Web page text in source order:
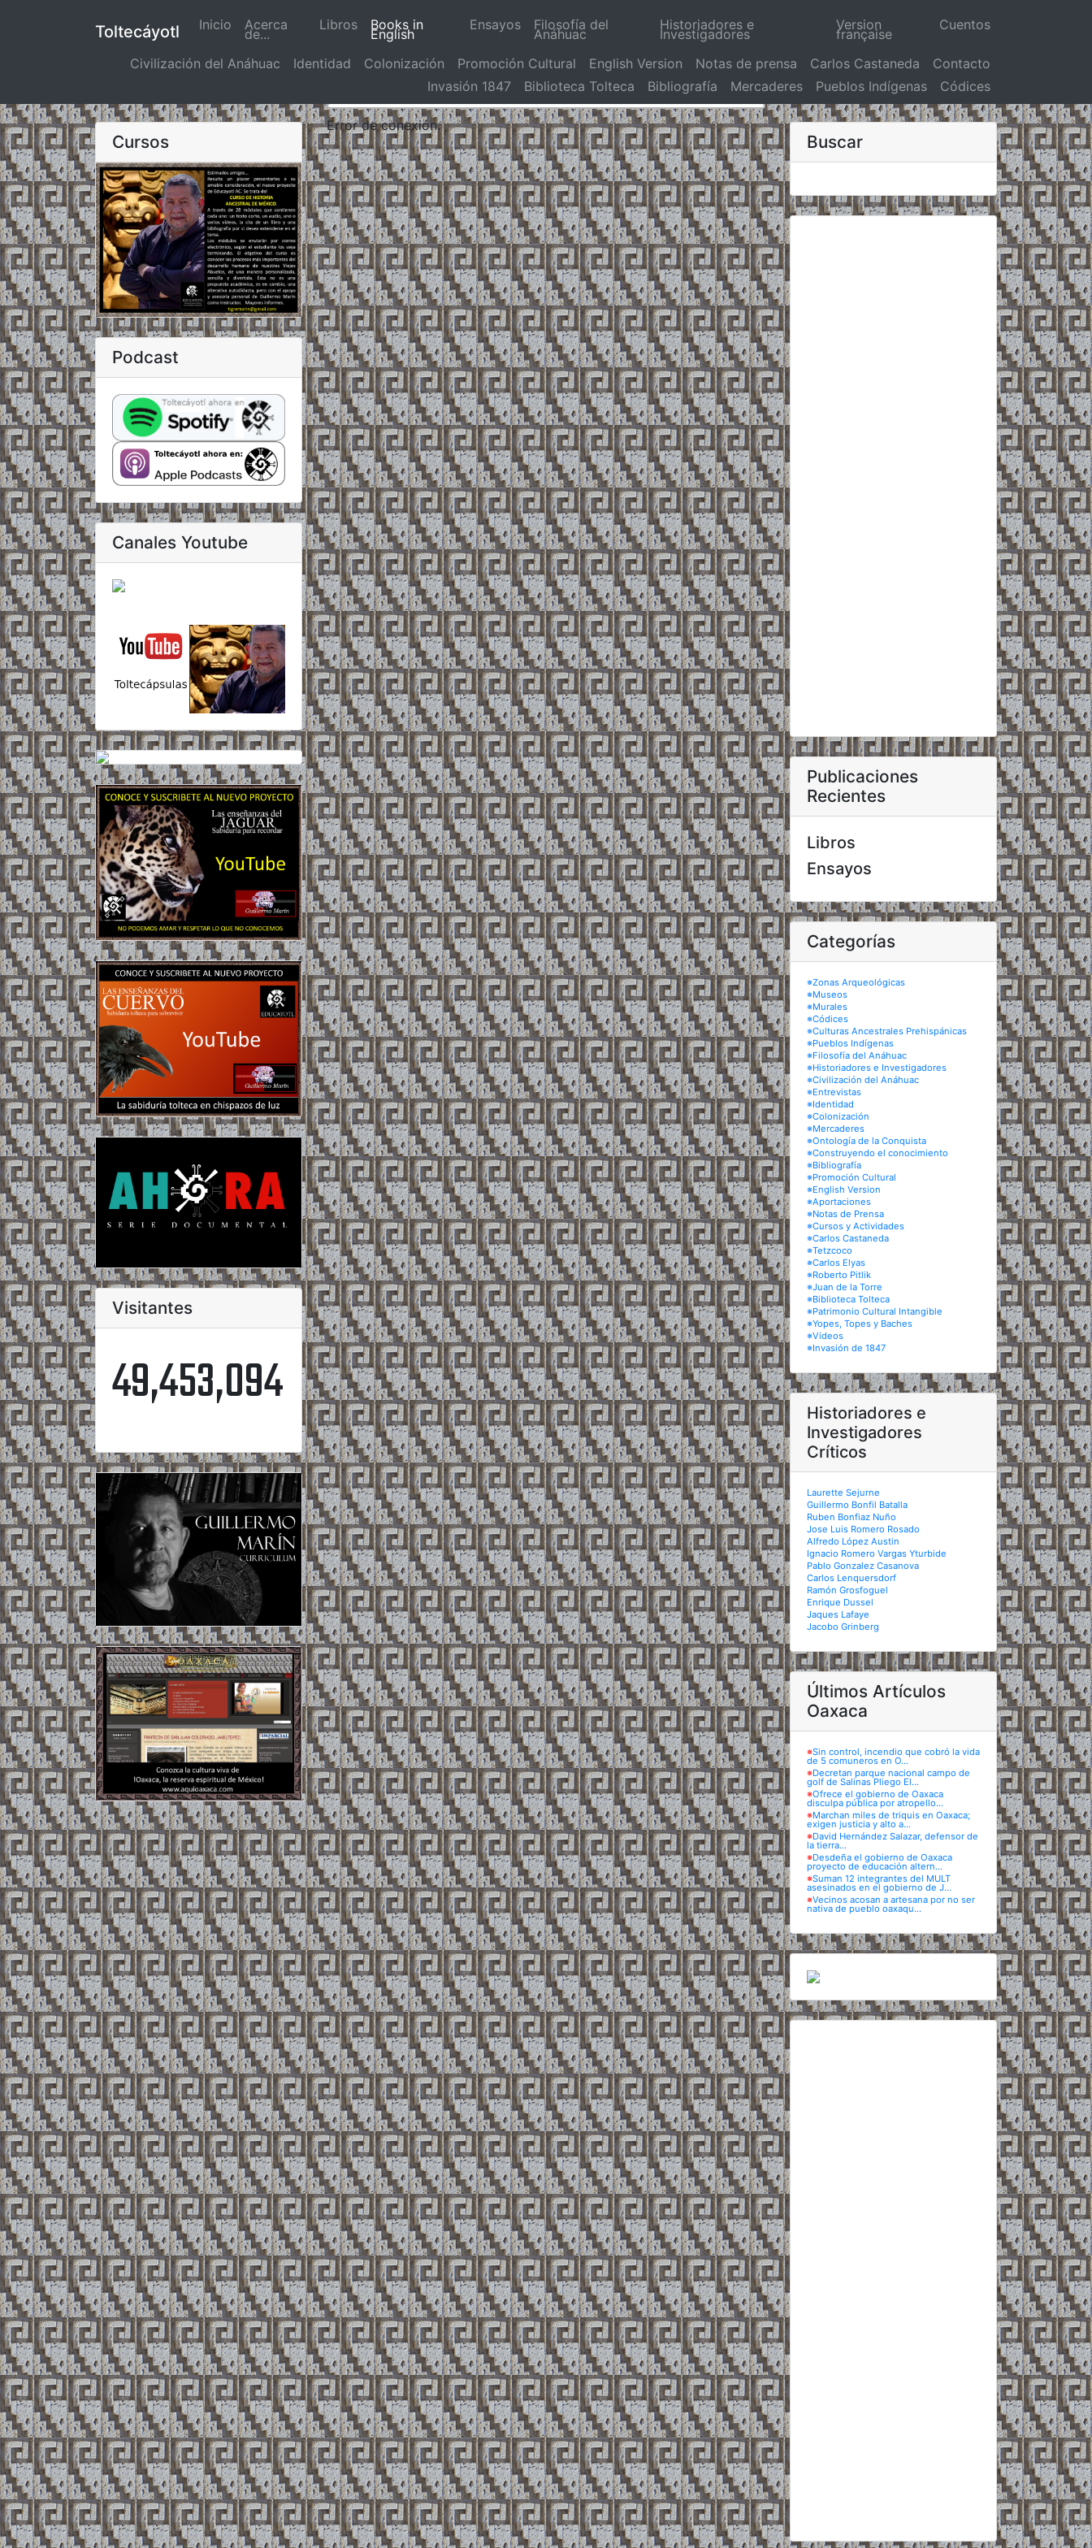
Toltecáyotl Inicio (actual)
Acerca
de...
Libros Books in
English
Ensayos Filosofía del
Anáhuac
Historiadores e
Investigadores
Version
française
Cuentos
Civilización del Anáhuac Identidad Colonización Promoción Cultural English Version Notas de prensa Carlos Castaneda
Contacto
Invasión 1847
Biblioteca Tolteca Bibliografía Mercaderes Pueblos Indígenas Códices
Cursos
Podcast
Canales Youtube
Visitantes
49,453,094
Error de conexión.
Buscar
Publicaciones
Recientes
Libros
Ensayos
Categorías
※Zonas Arqueológicas
※Museos
※Murales
※Códices
※Culturas Ancestrales Prehispánicas
※Pueblos Indígenas
※Filosofía del Anáhuac
※Historiadores e Investigadores
※Civilización del Anáhuac
※Entrevistas
※Identidad
※Colonización
※Mercaderes
※Ontología de la Conquista
※Construyendo el conocimiento
※Bibliografía
※Promoción Cultural
※English Version
※Aportaciones
※Notas de Prensa
※Cursos y Actividades
※Carlos Castaneda
※Tetzcoco
※Carlos Elyas
※Roberto Pitlik
※Juan de la Torre
※Biblioteca Tolteca
※Patrimonio Cultural Intangible
※Yopes, Topes y Baches
※Videos
※Invasión de 1847
Historiadores e
Investigadores
Críticos
Laurette Sejurne
Guillermo Bonfil Batalla
Ruben Bonfiaz Nuño
Jose Luis Romero Rosado
Alfredo López Austin
Ignacio Romero Vargas Yturbide
Pablo Gonzalez Casanova
Carlos Lenquersdorf
Ramón Grosfoguel
Enrique Dussel
Jaques Lafaye
Jacobo Grinberg
Últimos Artículos
Oaxaca
※Sin control, incendio que cobró la vida
de 5 comuneros en O...
※Decretan parque nacional campo de
golf de Salinas Pliego El...
※Ofrece el gobierno de Oaxaca
disculpa pública por atropello...
※Marchan miles de triquis en Oaxaca;
exigen justicia y alto a...
※David Hernández Salazar, defensor de
la tierra...
※Desdeña el gobierno de Oaxaca
proyecto de educación altern...
※Suman 12 integrantes del MULT
asesinados en el gobierno de J...
※Vecinos acosan a artesana por no ser
nativa de pueblo oaxaqu...